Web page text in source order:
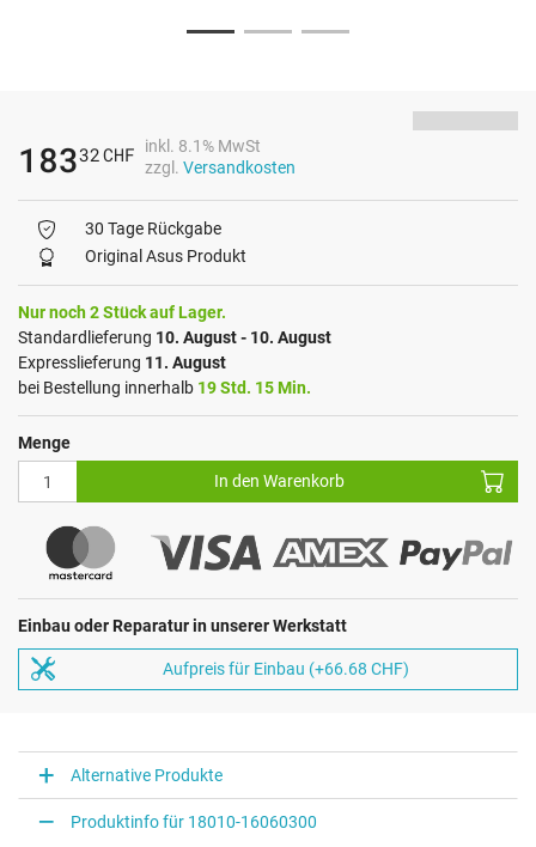
18332CHF
inkl. 8.1% MwSt
zzgl. Versandkosten
30 Tage Rückgabe
Original Asus Produkt
Nur noch 2 Stück auf Lager.
Standardlieferung 10. August - 10. August
Expresslieferung 11. August
bei Bestellung innerhalb 19 Std. 15 Min.
Menge
In den Warenkorb
Einbau oder Reparatur in unserer Werkstatt
Aufpreis für Einbau (+66.68 CHF)
Alternative Produkte
Produktinfo für 18010-16060300